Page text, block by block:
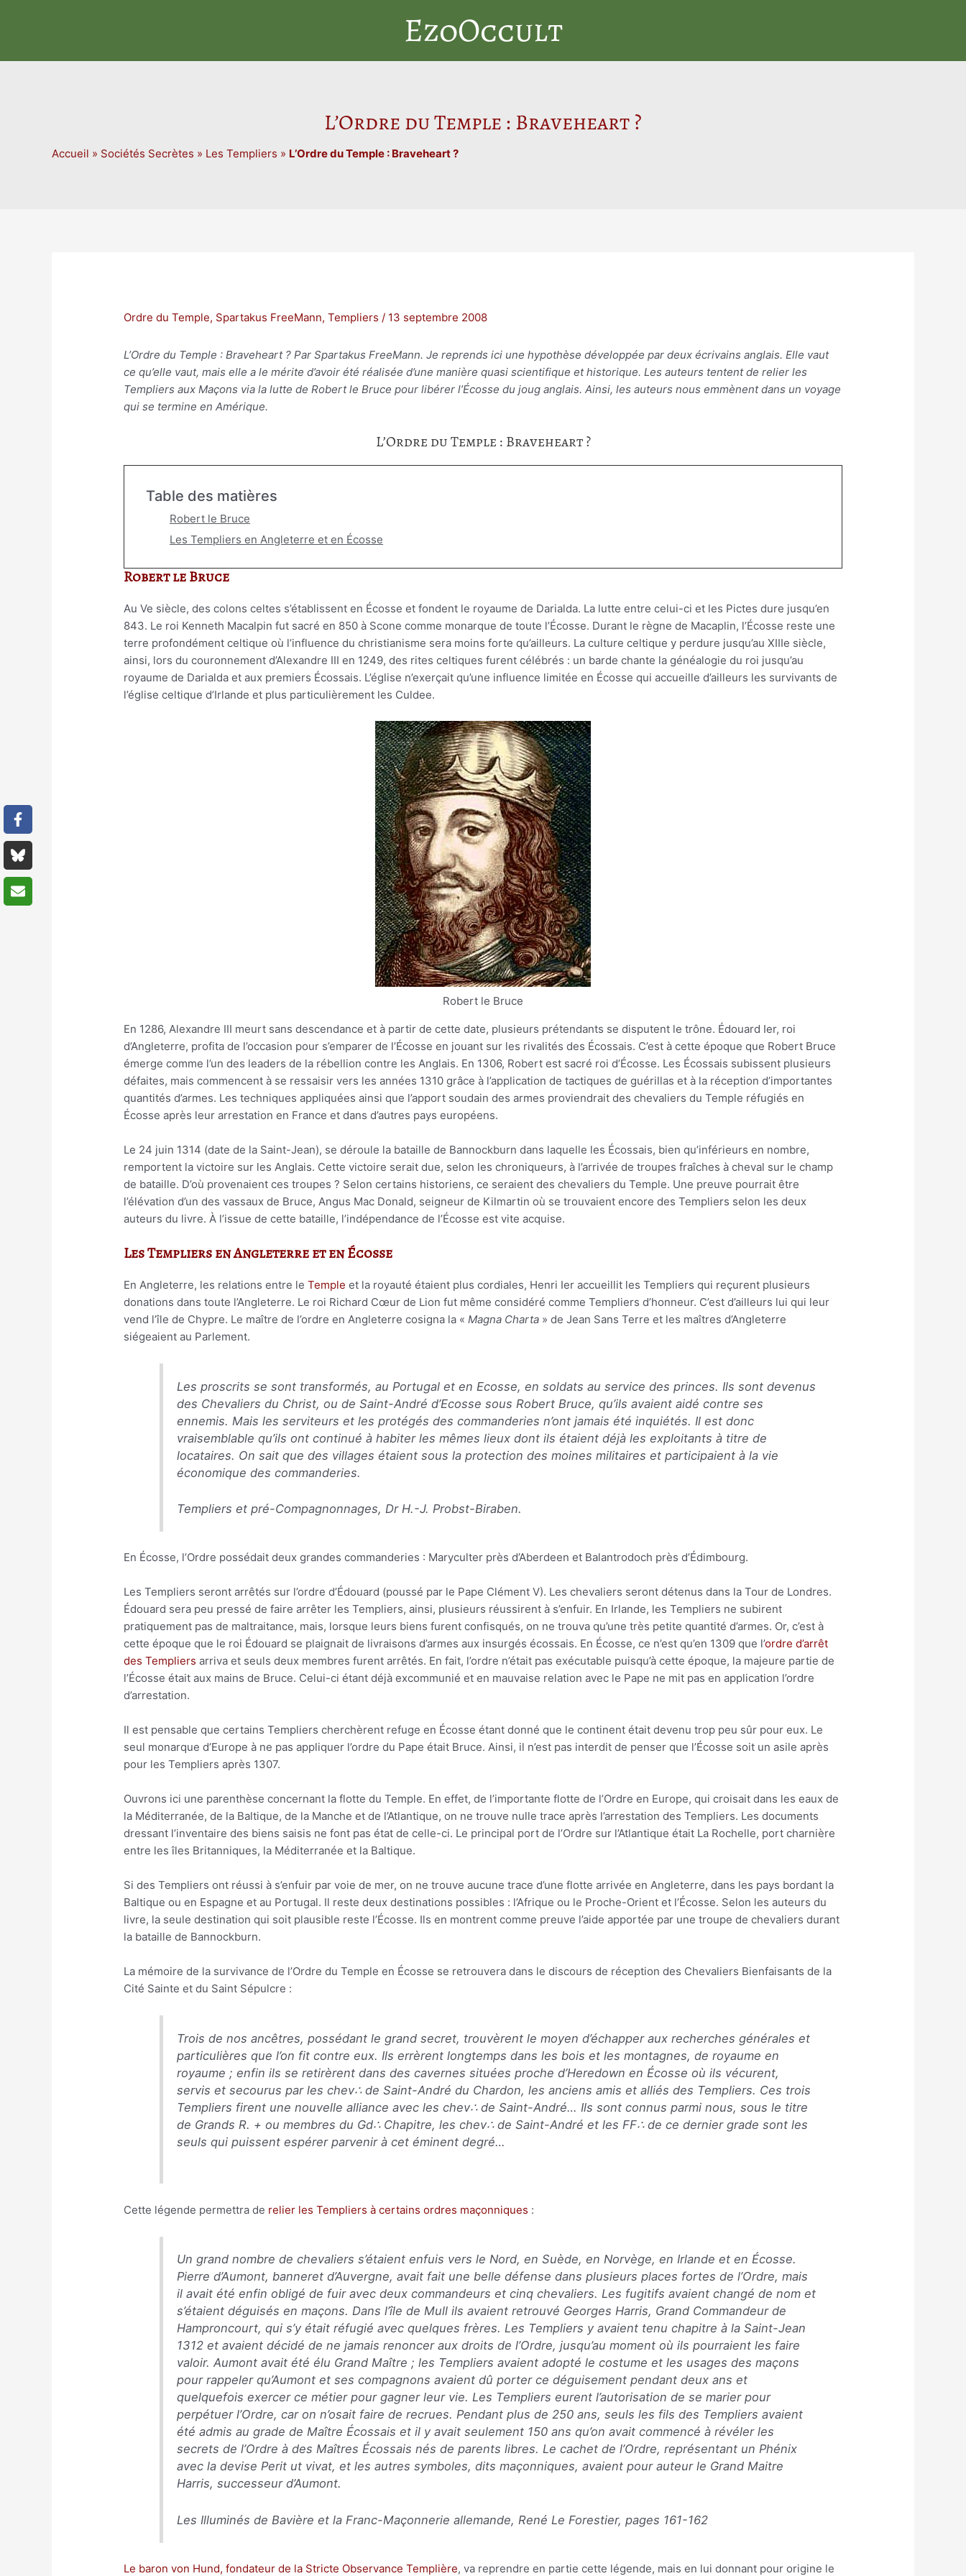
EzoOccult
L’Ordre du Temple : Braveheart ?
Accueil » Sociétés Secrètes » Les Templiers » L’Ordre du Temple : Braveheart ?
Ordre du Temple, Spartakus FreeMann,Templiers / 13 septembre 2008
L’Ordre du Temple : Braveheart ? Par Spartakus FreeMann. Je reprends ici une hypothèse développée par deux écrivains anglais. Elle vaut
ce qu’elle vaut, mais elle a le mérite d’avoir été réalisée d’une manière quasi scientifique et historique. Les auteurs tentent de relier les
Templiers aux Maçons via la lutte de Robert le Bruce pour libérer l’Écosse du joug anglais. Ainsi, les auteurs nous emmènent dans un voyage
qui se termine en Amérique.
L’Ordre du Temple : Braveheart ?
Table des matières
Robert le Bruce
Les Templiers en Angleterre et en Écosse
Robert le Bruce
Au Ve siècle, des colons celtes s’établissent en Écosse et fondent le royaume de Darialda. La lutte entre celui-ci et les Pictes dure jusqu’en
843. Le roi Kenneth Macalpin fut sacré en 850 à Scone comme monarque de toute l’Écosse. Durant le règne de Macaplin, l’Écosse reste une
terre profondément celtique où l’influence du christianisme sera moins forte qu’ailleurs. La culture celtique y perdure jusqu’au XIIIe siècle,
ainsi, lors du couronnement d’Alexandre III en 1249, des rites celtiques furent célébrés : un barde chante la généalogie du roi jusqu’au
royaume de Darialda et aux premiers Écossais. L’église n’exerçait qu’une influence limitée en Écosse qui accueille d’ailleurs les survivants de
l’église celtique d’Irlande et plus particulièrement les Culdee.
Robert le Bruce
En 1286, Alexandre III meurt sans descendance et à partir de cette date, plusieurs prétendants se disputent le trône. Édouard Ier, roi
d’Angleterre, profita de l’occasion pour s’emparer de l’Écosse en jouant sur les rivalités des Écossais. C’est à cette époque que Robert Bruce
émerge comme l’un des leaders de la rébellion contre les Anglais. En 1306, Robert est sacré roi d’Écosse. Les Écossais subissent plusieurs
défaites, mais commencent à se ressaisir vers les années 1310 grâce à l’application de tactiques de guérillas et à la réception d’importantes
quantités d’armes. Les techniques appliquées ainsi que l’apport soudain des armes proviendrait des chevaliers du Temple réfugiés en
Écosse après leur arrestation en France et dans d’autres pays européens.
Le 24 juin 1314 (date de la Saint-Jean), se déroule la bataille de Bannockburn dans laquelle les Écossais, bien qu’inférieurs en nombre,
remportent la victoire sur les Anglais. Cette victoire serait due, selon les chroniqueurs, à l’arrivée de troupes fraîches à cheval sur le champ
de bataille. D’où provenaient ces troupes ? Selon certains historiens, ce seraient des chevaliers du Temple. Une preuve pourrait être
l’élévation d’un des vassaux de Bruce, Angus Mac Donald, seigneur de Kilmartin où se trouvaient encore des Templiers selon les deux
auteurs du livre. À l’issue de cette bataille, l’indépendance de l’Écosse est vite acquise.
Les Templiers en Angleterre et en Écosse
En Angleterre, les relations entre leTemple et la royauté étaient plus cordiales, Henri Ier accueillit les Templiers qui reçurent plusieurs
donations dans toute l’Angleterre. Le roi Richard Cœur de Lion fut même considéré comme Templiers d’honneur. C’est d’ailleurs lui qui leur
vend l’île de Chypre. Le maître de l’ordre en Angleterre cosigna la «Magna Charta » de Jean Sans Terre et les maîtres d’Angleterre
siégeaient au Parlement.
Les proscrits se sont transformés, au Portugal et en Ecosse, en soldats au service des princes. Ils sont devenus
des Chevaliers du Christ, ou de Saint-André d’Ecosse sous Robert Bruce, qu’ils avaient aidé contre ses
ennemis. Mais les serviteurs et les protégés des commanderies n’ont jamais été inquiétés. Il est donc
vraisemblable qu’ils ont continué à habiter les mêmes lieux dont ils étaient déjà les exploitants à titre de
locataires. On sait que des villages étaient sous la protection des moines militaires et participaient à la vie
économique des commanderies.
Templiers et pré-Compagnonnages, Dr H.-J. Probst-Biraben.
En Écosse, l’Ordre possédait deux grandes commanderies : Maryculter près d’Aberdeen et Balantrodoch près d’Édimbourg.
Les Templiers seront arrêtés sur l’ordre d’Édouard (poussé par le Pape Clément V). Les chevaliers seront détenus dans la Tour de Londres.
Édouard sera peu pressé de faire arrêter les Templiers, ainsi, plusieurs réussirent à s’enfuir. En Irlande, les Templiers ne subirent
pratiquement pas de maltraitance, mais, lorsque leurs biens furent confisqués, on ne trouva qu’une très petite quantité d’armes. Or, c’est à
cette époque que le roi Édouard se plaignait de livraisons d’armes aux insurgés écossais. En Écosse, ce n’est qu’en 1309 que l’ordre d’arrêt
des Templiers arriva et seuls deux membres furent arrêtés. En fait, l’ordre n’était pas exécutable puisqu’à cette époque, la majeure partie de
l’Écosse était aux mains de Bruce. Celui-ci étant déjà excommunié et en mauvaise relation avec le Pape ne mit pas en application l’ordre
d’arrestation.
Il est pensable que certains Templiers cherchèrent refuge en Écosse étant donné que le continent était devenu trop peu sûr pour eux. Le
seul monarque d’Europe à ne pas appliquer l’ordre du Pape était Bruce. Ainsi, il n’est pas interdit de penser que l’Écosse soit un asile après
pour les Templiers après 1307.
Ouvrons ici une parenthèse concernant la flotte du Temple. En effet, de l’importante flotte de l’Ordre en Europe, qui croisait dans les eaux de
la Méditerranée, de la Baltique, de la Manche et de l’Atlantique, on ne trouve nulle trace après l’arrestation des Templiers. Les documents
dressant l’inventaire des biens saisis ne font pas état de celle-ci. Le principal port de l’Ordre sur l’Atlantique était La Rochelle, port charnière
entre les îles Britanniques, la Méditerranée et la Baltique.
Si des Templiers ont réussi à s’enfuir par voie de mer, on ne trouve aucune trace d’une flotte arrivée en Angleterre, dans les pays bordant la
Baltique ou en Espagne et au Portugal. Il reste deux destinations possibles : l’Afrique ou le Proche-Orient et l’Écosse. Selon les auteurs du
livre, la seule destination qui soit plausible reste l’Écosse. Ils en montrent comme preuve l’aide apportée par une troupe de chevaliers durant
la bataille de Bannockburn.
La mémoire de la survivance de l’Ordre du Temple en Écosse se retrouvera dans le discours de réception des Chevaliers Bienfaisants de la
Cité Sainte et du Saint Sépulcre :
Trois de nos ancêtres, possédant le grand secret, trouvèrent le moyen d’échapper aux recherches générales et
particulières que l’on fit contre eux. Ils errèrent longtemps dans les bois et les montagnes, de royaume en
royaume ; enfin ils se retirèrent dans des cavernes situées proche d’Heredown en Écosse où ils vécurent,
servis et secourus par les chev∴ de Saint-André du Chardon, les anciens amis et alliés des Templiers. Ces trois
Templiers firent une nouvelle alliance avec les chev∴ de Saint-André… Ils sont connus parmi nous, sous le titre
de Grands R. + ou membres du Gd∴ Chapitre, les chev∴ de Saint-André et les FF∴ de ce dernier grade sont les
seuls qui puissent espérer parvenir à cet éminent degré…
Cette légende permettra de relier les Templiers à certains ordres maçonniques :
Un grand nombre de chevaliers s’étaient enfuis vers le Nord, en Suède, en Norvège, en Irlande et en Écosse.
Pierre d’Aumont, banneret d’Auvergne, avait fait une belle défense dans plusieurs places fortes de l’Ordre, mais
il avait été enfin obligé de fuir avec deux commandeurs et cinq chevaliers. Les fugitifs avaient changé de nom et
s’étaient déguisés en maçons. Dans l’île de Mull ils avaient retrouvé Georges Harris, Grand Commandeur de
Hamproncourt, qui s’y était réfugié avec quelques frères. Les Templiers y avaient tenu chapitre à la Saint-Jean
1312 et avaient décidé de ne jamais renoncer aux droits de l’Ordre, jusqu’au moment où ils pourraient les faire
valoir. Aumont avait été élu Grand Maître ; les Templiers avaient adopté le costume et les usages des maçons
pour rappeler qu’Aumont et ses compagnons avaient dû porter ce déguisement pendant deux ans et
quelquefois exercer ce métier pour gagner leur vie. Les Templiers eurent l’autorisation de se marier pour
perpétuer l’Ordre, car on n’osait faire de recrues. Pendant plus de 250 ans, seuls les fils des Templiers avaient
été admis au grade de Maître Écossais et il y avait seulement 150 ans qu’on avait commencé à révéler les
secrets de l’Ordre à des Maîtres Écossais nés de parents libres. Le cachet de l’Ordre, représentant un Phénix
avec la devise Perit ut vivat, et les autres symboles, dits maçonniques, avaient pour auteur le Grand Maitre
Harris, successeur d’Aumont.
Les Illuminés de Bavière et la Franc-Maçonnerie allemande, René Le Forestier, pages 161-162
Le baron von Hund, fondateur de la Stricte Observance Templière, va reprendre en partie cette légende, mais en lui donnant pour origine le